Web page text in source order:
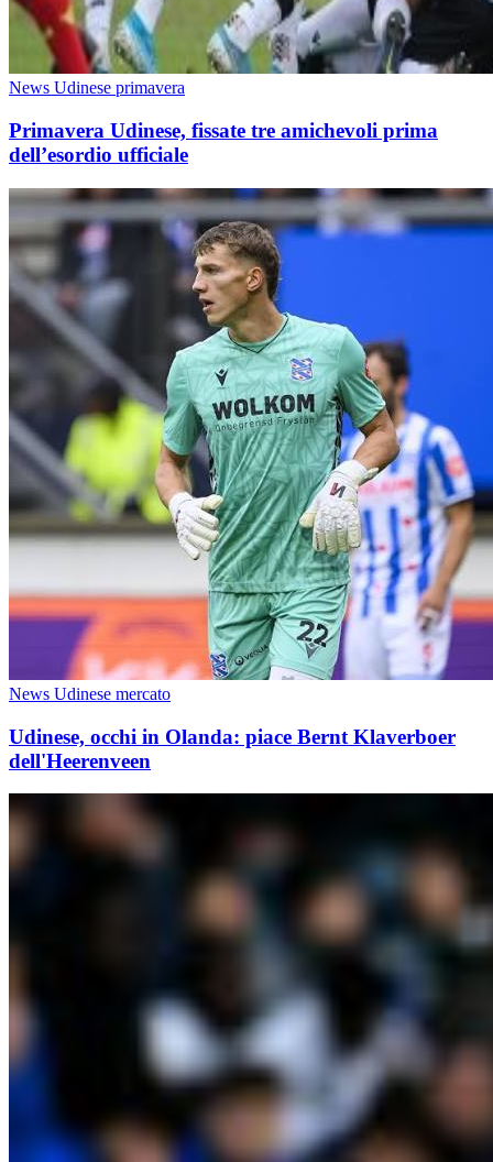
News Udinese primavera
Primavera Udinese, fissate tre amichevoli prima
dell’esordio ufficiale
News Udinese mercato
Udinese, occhi in Olanda: piace Bernt Klaverboer
dell'Heerenveen